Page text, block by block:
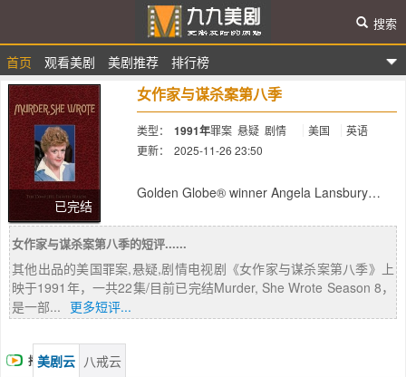
九九美剧
首页 观看美剧 美剧推荐 排行榜
搜索
已完结
女作家与谋杀案第八季
类型： 1991年罪案 悬疑 剧情 美国
英语
更新：
2025-11-26 23:50
Golden Globe® winner Angela Lansbury
and more people are turning up dead
wherever she ventures. But, Jessica is the
only one clever enough to read between the
lines and see the clues nobody knew were
女作家与谋杀案第八季的短评......
其他出品的美国罪案,悬疑,剧情电视剧《女作家与谋杀案第八季》上
映于1991年，一共22集/目前已完结Murder, She Wrote Season 8，
是一部... 更多短评...
播美剧云 八戒云